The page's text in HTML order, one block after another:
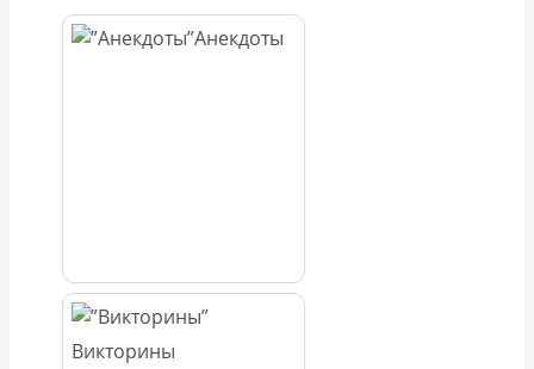
Анекдоты
Викторины